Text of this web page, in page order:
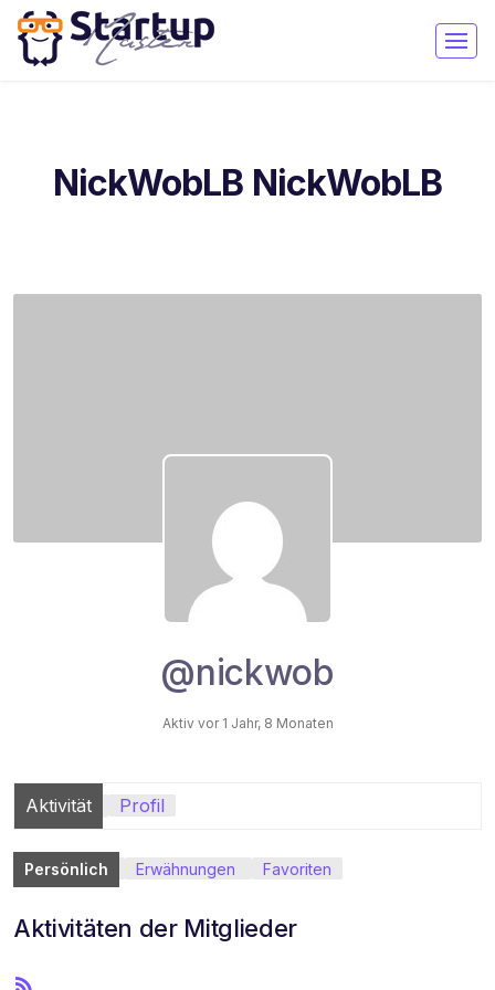
NickWobLB NickWobLB
@nickwob
Aktiv vor 1 Jahr, 8 Monaten
Aktivität Profil
Persönlich Erwähnungen Favoriten
Aktivitäten der Mitglieder